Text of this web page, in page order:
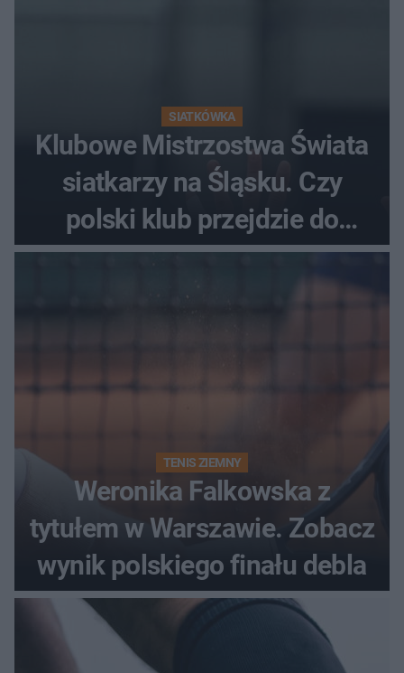
SIATKÓWKA
Klubowe Mistrzostwa Świata
siatkarzy na Śląsku. Czy
polski klub przejdzie do
historii
TENIS ZIEMNY
Weronika Falkowska z
tytułem w Warszawie. Zobacz
wynik polskiego finału debla